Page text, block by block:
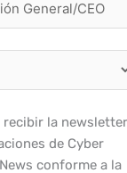
recibir la
de Cyber
conforme a la